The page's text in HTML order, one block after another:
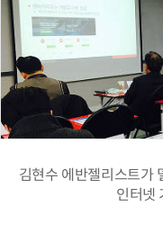
김현수 에반젤리스트가
인터넷